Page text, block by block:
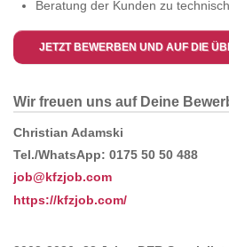
Beratung der Kunden zu
JETZT BEWERBEN UND AUF DIE
Wir freuen uns auf Deine
Christian Adamski
Tel./WhatsApp: 0175 50 50 488
job@kfzjob.com
https://kfzjob.com/